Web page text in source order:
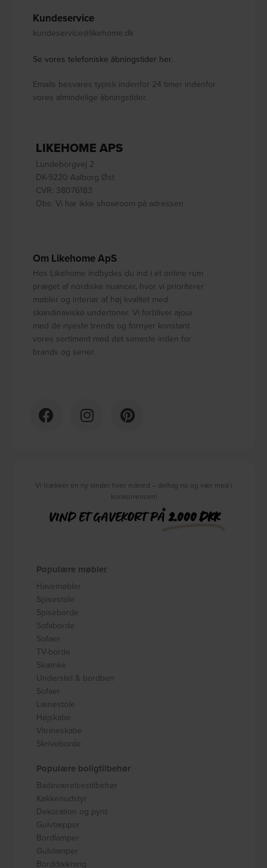
Kundeservice
kundeservice@likehome.dk
Se vores telefoniske åbningstider her.
Emails besvares typisk indenfor 24 timer indenfor
vores almindelige åbningstider.
LIKEHOME APS
Lundeborgvej 2
DK-9220 Aalborg Øst
CVR: 38076183
Obs: Vi har ikke showroom på adressen
Om Likehome ApS
Hos Likehome indbydes du ind i et online rum
præget af nordiske nuancer, hvor vi prioriterer
møbler og interiør af høj kvalitet med
skandinaviske undertoner. Vi forbliver ajour
med de nyeste trends og fornyer konstant
vores sortiment med det seneste inden for
brands og serier.
Vi trækker en ny vinder hver måned – deltag nu og vær med i
konkurrencen!
VIND ET GAVEKORT PÅ2.000 DKK
Populære møbler
Havemøbler
Spisestole
Spiseborde
Sofaborde
Sofaer
TV-borde
Skænke
Understel & bordben
Sofaer
Lænestole
Højskabe
Vitrineskabe
Skriveborde
Populære boligtilbehør
Badeværelsestilbehør
Køkkenudstyr
Dekoration og pynt
Gulvtæpper
Bordlamper
Gulvlamper
Borddækning